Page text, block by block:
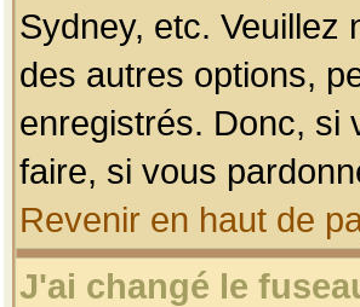
Sydney, etc. Veuillez
des autres options,
enregistrés. Donc, si
faire, si vous
Revenir en haut de
J'ai changé le